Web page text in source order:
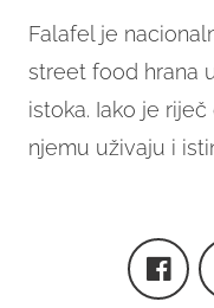
Falafel je
street food hrana
istoka. Iako je
njemu uživaju i